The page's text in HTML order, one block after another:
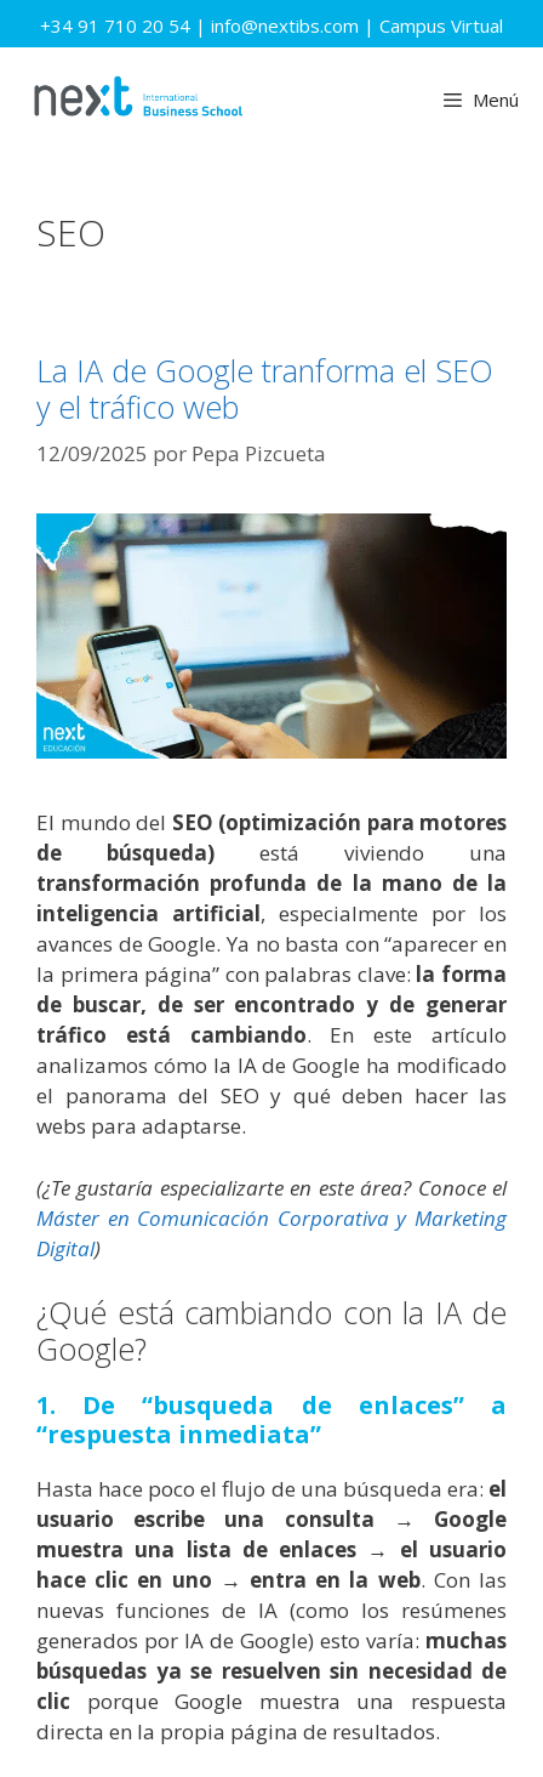
Saltar
al
+34 91 710 20 54 | info@nextibs.com | Campus Virtual
Menú
SEO
La IA de Google tranforma el SEO
y el tráfico web
12/09/2025 por Pepa Pizcueta
El mundo del SEO (optimización para motores
de búsqueda) está viviendo una
transformación profunda de la mano de la
inteligencia artificial, especialmente por los
avances de Google. Ya no basta con “aparecer en
la primera página” con palabras clave: la forma
de buscar, de ser encontrado y de generar
tráfico está cambiando. En este artículo
analizamos cómo la IA de Google ha modificado
el panorama del SEO y qué deben hacer las
webs para adaptarse.
(¿Te gustaría especializarte en este área? Conoce el
Máster en Comunicación Corporativa y Marketing
Digital)
¿Qué está cambiando con la IA de
Google?
1. De “busqueda de enlaces” a
“respuesta inmediata”
Hasta hace poco el flujo de una búsqueda era: el
usuario escribe una consulta → Google
muestra una lista de enlaces → el usuario
hace clic en uno → entra en la web. Con las
nuevas funciones de IA (como los resúmenes
generados por IA de Google) esto varía: muchas
búsquedas ya se resuelven sin necesidad de
clic porque Google muestra una respuesta
directa en la propia página de resultados.